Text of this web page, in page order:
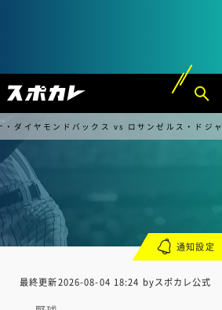
・ダイヤモンドバックス vs ロサンゼルス・ドジ
最終更新2026-08-04 18:24 byスポカレ公式
通知設定